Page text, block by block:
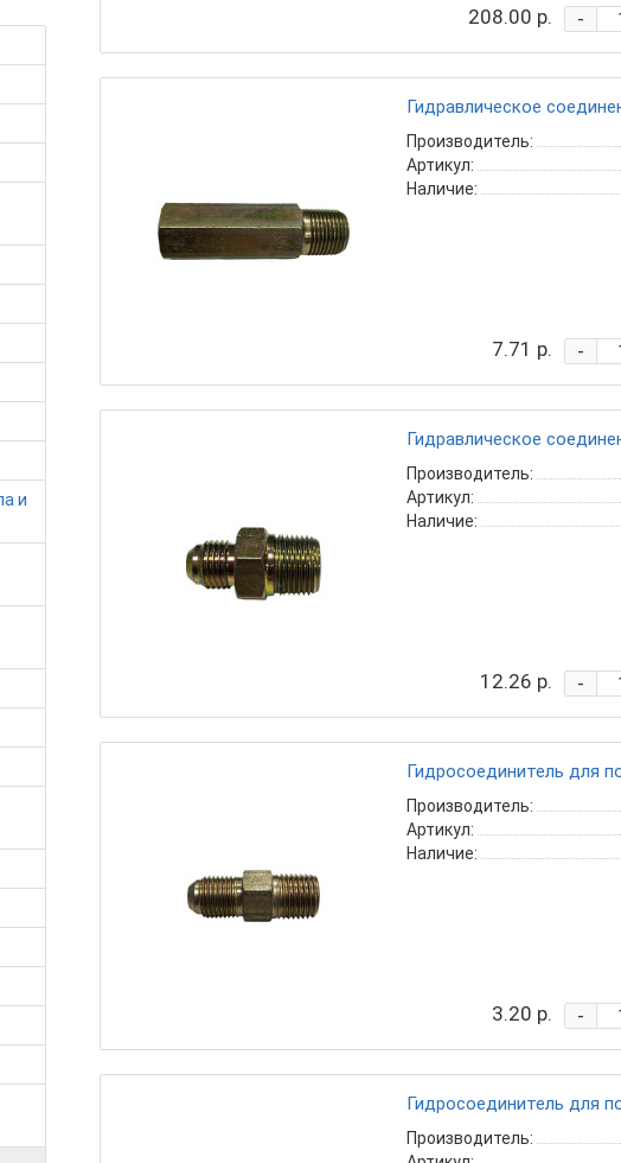
и
208.00 р. -
Гидравлическое
Производитель:
Артикул:
Наличие:
7.71 р. -
Гидравлическое
Производитель:
Артикул:
Наличие:
12.26 р. -
Гидросоединитель для
Производитель:
Артикул:
Наличие:
3.20 р. -
Гидросоединитель для
Производитель: